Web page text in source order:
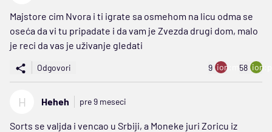
Majstore cim Nvora i ti igrate sa osmehom na licu odma se
oseća da vi tu pripadate i da vam je Zvezda drugi dom, malo
je reci da vas je uživanje gledati
Odgovori 9 ion:minus
58
H Heheh pre 9 meseci
Sorts se valjda i vencao u Srbiji, a Moneke juri Zoricu iz